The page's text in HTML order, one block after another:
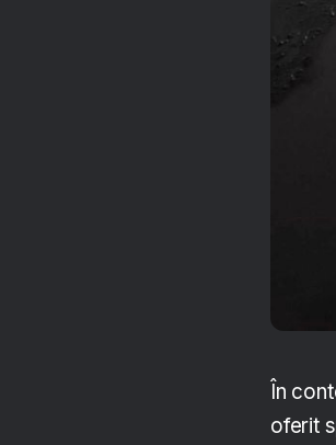
În
oferit